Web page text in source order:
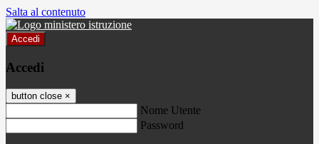
Salta al contenuto
Accedi
Accedi
button close ×
Nome Utente
Password